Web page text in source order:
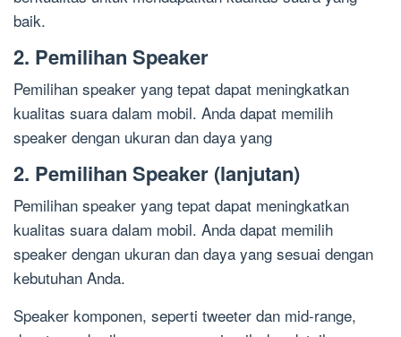
baik.
2. Pemilihan Speaker
Pemilihan speaker yang tepat dapat meningkatkan
kualitas suara dalam mobil. Anda dapat memilih
speaker dengan ukuran dan daya yang
2. Pemilihan Speaker (lanjutan)
Pemilihan speaker yang tepat dapat meningkatkan
kualitas suara dalam mobil. Anda dapat memilih
speaker dengan ukuran dan daya yang sesuai dengan
kebutuhan Anda.
Speaker komponen, seperti tweeter dan mid-range,